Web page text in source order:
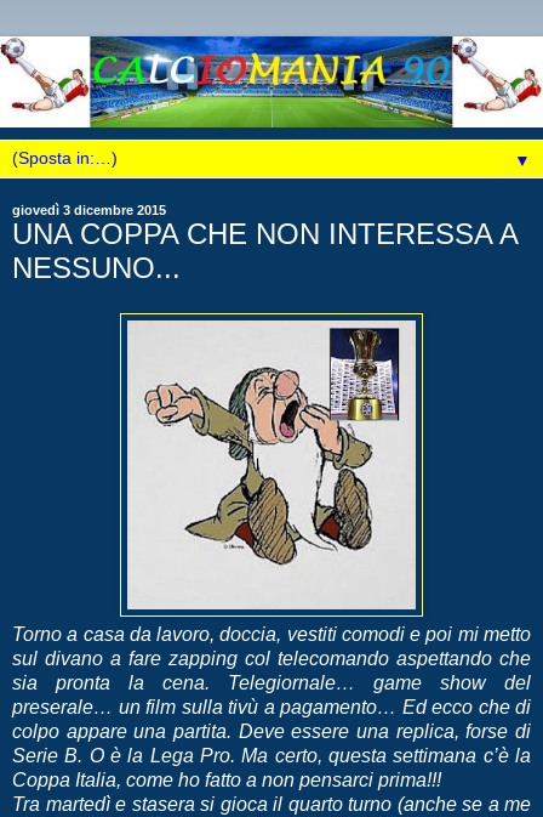
▼
giovedì 3 dicembre 2015
UNA COPPA CHE NON INTERESSA A
NESSUNO...
Torno a casa da lavoro, doccia, vestiti comodi e poi mi metto
sul divano a fare zapping col telecomando aspettando che
sia pronta la cena. Telegiornale… game show del
preserale… un film sulla tivù a pagamento… Ed ecco che di
colpo appare una partita. Deve essere una replica, forse di
Serie B. O è la Lega Pro. Ma certo, questa settimana c’è la
Coppa Italia, come ho fatto a non pensarci prima!!!
Tra martedì e stasera si gioca il quarto turno (anche se a me